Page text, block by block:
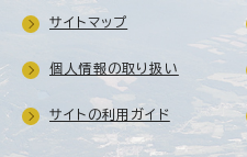
サイトマップ
個人情報の取り扱い
サイトの利用ガイド